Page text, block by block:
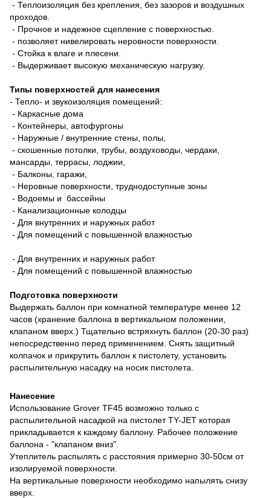
- Теплоизоляция без крепления, без зазоров и воздушных
проходов.
- Прочное и надежное сцепление с поверхностью.
- позволяет нивелировать неровности поверхности.
- Стойка к влаге и плесени.
- Выдерживает высокую механическую нагрузку.
Типы поверхностей для нанесения
- Тепло- и звукоизоляция помещений:
- Каркасные дома
- Контейнеры, автофургоны
- Наружные / внутренние стены, полы,
- скошенные потолки, трубы, воздуховоды, чердаки,
мансарды, террасы, лоджии,
- Балконы, гаражи,
- Неровные поверхности, труднодоступные зоны
- Водоемы и бассейны
- Канализационные колодцы
- Для внутренних и наружных работ
- Для помещений с повышенной влажностью
- Для внутренних и наружных работ
- Для помещений с повышенной влажностью
Подготовка поверхности
Выдержать баллон при комнатной температуре менее 12
часов (хранение баллона в вертикальном положении,
клапаном вверх.) Тщательно встряхнуть баллон (20-30 раз)
непосредственно перед применением. Снять защитный
колпачок и прикрутить баллон к пистолету, установить
распылительную насадку на носик пистолета.
Нанесение
Использование Grover TF45 возможно только с
распылительной насадкой на пистолет TY-JET которая
прикладывается к каждому баллону. Рабочее положение
баллона - "клапаном вниз".
Утеплитель распылять с расстояния примерно 30-50см от
изолируемой поверхности.
На вертикальные поверхности необходимо напылять снизу
вверх.